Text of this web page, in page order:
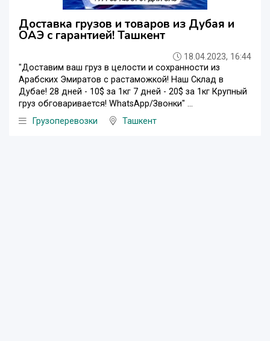
Доставка грузов и товаров из Дубая и
ОАЭ с гарантией! Ташкент
18.04.2023, 16:44
"Доставим ваш груз в целости и сохранности из
Арабских Эмиратов с растаможкой! Наш Склад в
Дубае! 28 дней - 10$ за 1кг 7 дней - 20$ за 1кг Крупный
груз обговаривается! WhatsApp/Звонки" ...
Грузоперевозки
Ташкент